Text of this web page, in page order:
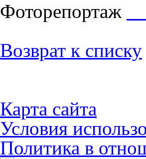
Фоторепортаж
Возврат к списку
Карта сайта
Условия
Политика в